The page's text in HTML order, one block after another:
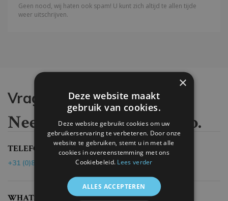
Vragen?
Neem contact met ons op.
TELEFOON
+31 (0)85 - 40 19 218
WHATSAPP
×
Deze website maakt
gebruik van cookies.
Deze website gebruikt cookies om uw
gebruikerservaring te verbeteren. Door onze
website te gebruiken, stemt u in met alle
cookies in overeenstemming met ons
Cookiebeleid. Lees verder
ALLES ACCEPTEREN